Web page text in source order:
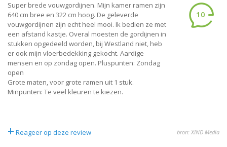
Super brede vouwgordijnen. Mijn kamer ramen zijn
640 cm bree en 322 cm hoog. De geleverde
vouwgordijnen zijn echt heel mooi. Ik bedien ze met
een afstand kastje. Overal moesten de gordijnen in
stukken opgedeeld worden, bij Westland niet, heb
er ook mijn vloerbedekking gekocht. Aardige
mensen en op zondag open. Pluspunten: Zondag
open
Grote maten, voor grote ramen uit 1 stuk.
Minpunten: Te veel kleuren te kiezen.
10
+ Reageer op deze review bron: XIND Media